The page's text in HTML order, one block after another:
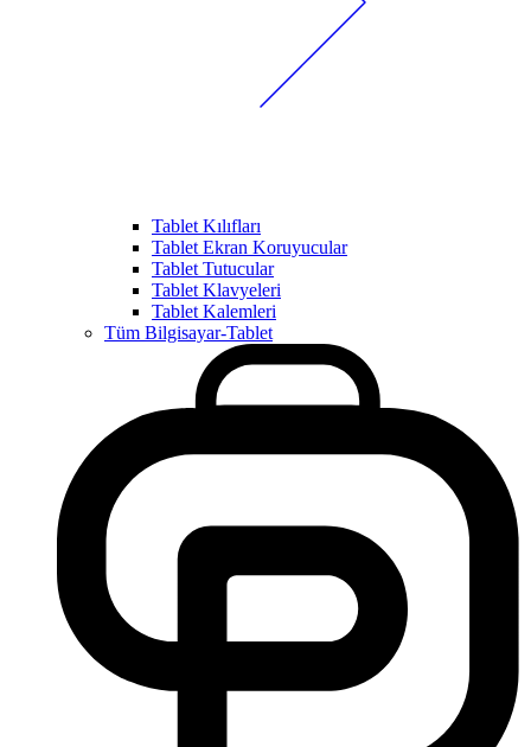
Tablet Kılıfları
Tablet Ekran Koruyucular
Tablet Tutucular
Tablet Klavyeleri
Tablet Kalemleri
Tüm Bilgisayar-Tablet